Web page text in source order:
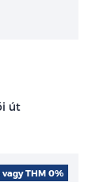
út
vagy THM 0%